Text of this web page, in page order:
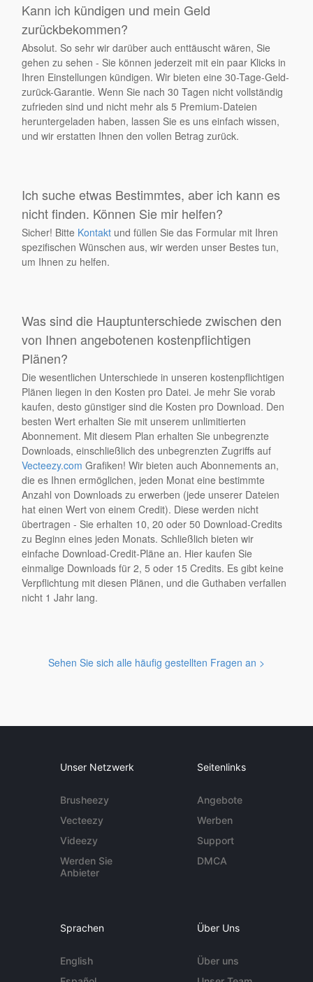
Kann ich kündigen und mein Geld
zurückbekommen?
Absolut. So sehr wir darüber auch enttäuscht wären, Sie
gehen zu sehen - Sie können jederzeit mit ein paar Klicks in
Ihren Einstellungen kündigen. Wir bieten eine 30-Tage-Geld-
zurück-Garantie. Wenn Sie nach 30 Tagen nicht vollständig
zufrieden sind und nicht mehr als 5 Premium-Dateien
heruntergeladen haben, lassen Sie es uns einfach wissen,
und wir erstatten Ihnen den vollen Betrag zurück.
Ich suche etwas Bestimmtes, aber ich kann es
nicht finden. Können Sie mir helfen?
Sicher! Bitte Kontakt und füllen Sie das Formular mit Ihren
spezifischen Wünschen aus, wir werden unser Bestes tun,
um Ihnen zu helfen.
Was sind die Hauptunterschiede zwischen den
von Ihnen angebotenen kostenpflichtigen
Plänen?
Die wesentlichen Unterschiede in unseren kostenpflichtigen
Plänen liegen in den Kosten pro Datei. Je mehr Sie vorab
kaufen, desto günstiger sind die Kosten pro Download. Den
besten Wert erhalten Sie mit unserem unlimitierten
Abonnement. Mit diesem Plan erhalten Sie unbegrenzte
Downloads, einschließlich des unbegrenzten Zugriffs auf
Vecteezy.com Grafiken! Wir bieten auch Abonnements an,
die es Ihnen ermöglichen, jeden Monat eine bestimmte
Anzahl von Downloads zu erwerben (jede unserer Dateien
hat einen Wert von einem Credit). Diese werden nicht
übertragen - Sie erhalten 10, 20 oder 50 Download-Credits
zu Beginn eines jeden Monats. Schließlich bieten wir
einfache Download-Credit-Pläne an. Hier kaufen Sie
einmalige Downloads für 2, 5 oder 15 Credits. Es gibt keine
Verpflichtung mit diesen Plänen, und die Guthaben verfallen
nicht 1 Jahr lang.
Sehen Sie sich alle häufig gestellten Fragen an >
Unser Netzwerk
Brusheezy
Vecteezy
Videezy
Werden Sie
Anbieter
Seitenlinks
Angebote
Werben
Support
DMCA
Sprachen
English
Über Uns
Über uns